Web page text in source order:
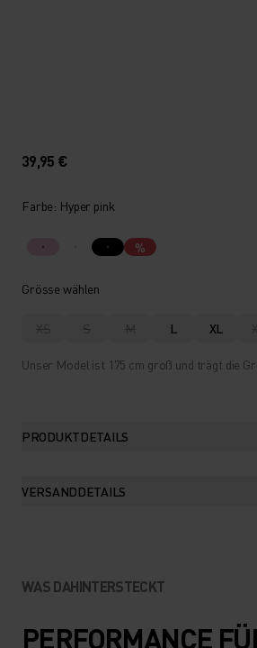
39,95 €
Farbe: Hyper pink
%
Grösse wählen
XS S M L XL
Unser Model ist 175 cm groß und trägt die
PRODUKTDETAILS
VERSANDDETAILS
WAS DAHINTERSTECKT
PERFORMANCE